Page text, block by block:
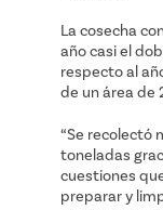
La cosecha
año casi el
respecto al
de un área de
“Se recolectó
toneladas
cuestiones
preparar y